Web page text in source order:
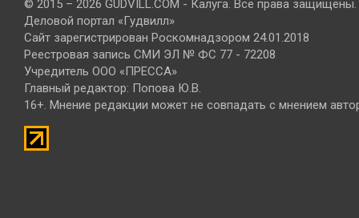
© 2015 – 2026 GUDVILL.COM - Калуга. Все права защищены.
Деловой портал «Гудвилл»
Сайт зарегистрирован Роскомнадзором 24.01.2018
Реестровая запись СМИ ЭЛ № ФС 77 - 72208
Учредитель ООО «ПРЕССА»
Главный редактор: Попова Ю.В.
16+. Мнение редакции может не совпадать с мнением